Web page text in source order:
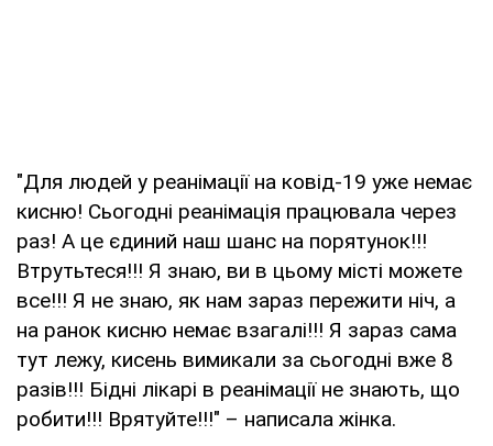
"Для людей у реанімації на ковід-19 уже немає
кисню! Сьогодні реанімація працювала через
раз! А це єдиний наш шанс на порятунок!!!
Втрутьтеся!!! Я знаю, ви в цьому місті можете
все!!! Я не знаю, як нам зараз пережити ніч, а
на ранок кисню немає взагалі!!! Я зараз сама
тут лежу, кисень вимикали за сьогодні вже 8
разів!!! Бідні лікарі в реанімації не знають, що
робити!!! Врятуйте!!!" – написала жінка.